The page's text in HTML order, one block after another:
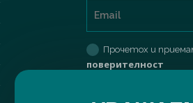
Прочетох и
поверителност